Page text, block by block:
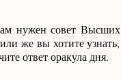
нужен совет Высших
же вы хотите узнать,
ответ оракула дня.